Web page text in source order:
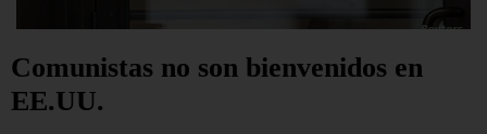
Comunistas no son bienvenidos en
EE.UU.